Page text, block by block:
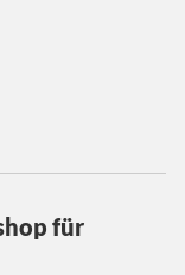
für